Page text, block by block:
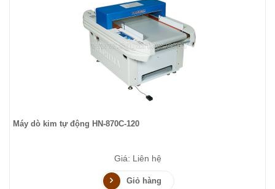
Máy dò kim tự động HN-870C-120
Giá: Liên hệ
Giỏ hàng